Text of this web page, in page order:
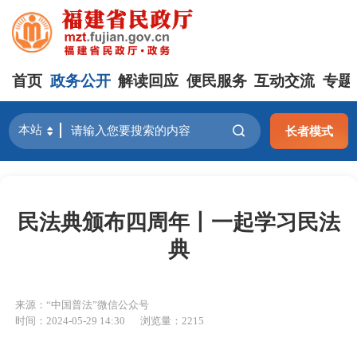
首页 政务公开 解读回应 便民服务 互动交流 专题
长者模式
民法典颁布四周年丨一起学习民法
典
来源：“中国普法”微信公众号
时间：2024-05-29 14:30
浏览量：2215